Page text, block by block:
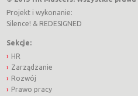
Projekt i wykonanie:
Silence! & REDESIGNED
Sekcje:
HR
Zarządzanie
Rozwój
Prawo pracy